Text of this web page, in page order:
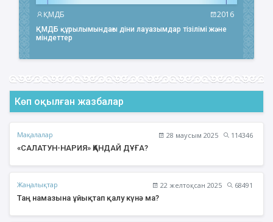
ҚМДБ 2016
ҚМДБ құрылымындағы діни лауазымдар тізілімі және
міндеттер
Көп оқылған жазбалар
Мақалалар 28 маусым 2025
114346
«САЛАТУН-НАРИЯ» ҚАНДАЙ ДҰҒА?
Жаңалықтар 22 желтоқсан 2025
68491
Таң намазына ұйықтап қалу күнә ма?